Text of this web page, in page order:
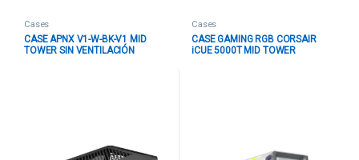
Cases
CASE APNX V1-W-BK-V1 MID
TOWER SIN VENTILACIÓN
Cases
CASE GAMING RGB CORSAIR
iCUE 5000T MID TOWER